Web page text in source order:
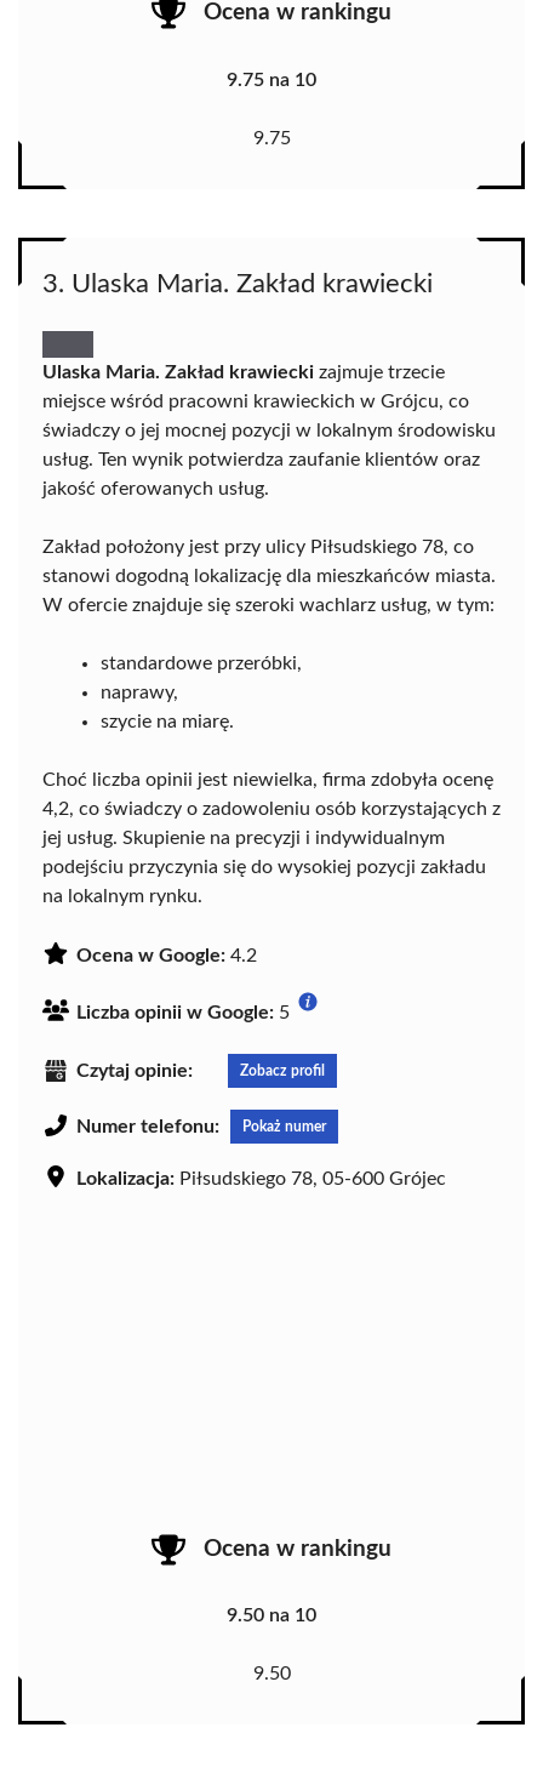
Ocena w rankingu
9.75 na 10
9.75
3. Ulaska Maria. Zakład krawiecki
Ulaska Maria. Zakład krawiecki zajmuje trzecie
miejsce wśród pracowni krawieckich w Grójcu, co
świadczy o jej mocnej pozycji w lokalnym środowisku
usług. Ten wynik potwierdza zaufanie klientów oraz
jakość oferowanych usług.
Zakład położony jest przy ulicy Piłsudskiego 78, co
stanowi dogodną lokalizację dla mieszkańców miasta.
W ofercie znajduje się szeroki wachlarz usług, w tym:
standardowe przeróbki,
naprawy,
szycie na miarę.
Choć liczba opinii jest niewielka, firma zdobyła ocenę
4,2, co świadczy o zadowoleniu osób korzystających z
jej usług. Skupienie na precyzji i indywidualnym
podejściu przyczynia się do wysokiej pozycji zakładu
na lokalnym rynku.
Ocena w Google: 4.2
Liczba opinii w Google: 5
Czytaj opinie: Zobacz profil
Numer telefonu: Pokaż numer
Lokalizacja: Piłsudskiego 78, 05-600 Grójec
Ocena w rankingu
9.50 na 10
9.50